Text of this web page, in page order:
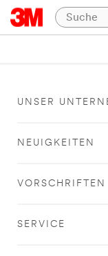
UNSER
NEUIGKEITEN
VORSCHRIFTEN
SERVICE